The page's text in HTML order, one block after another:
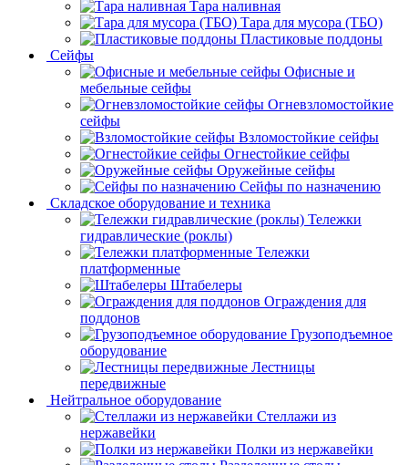
Тара наливная
Тара для мусора (ТБО)
Пластиковые поддоны
Сейфы
Офисные и
мебельные сейфы
Огневзломостойкие
сейфы
Взломостойкие сейфы
Огнестойкие сейфы
Оружейные сейфы
Сейфы по назначению
Складское оборудование и техника
Тележки
гидравлические (роклы)
Тележки
платформенные
Штабелеры
Ограждения для
поддонов
Грузоподъемное
оборудование
Лестницы
передвижные
Нейтральное оборудование
Стеллажи из
нержавейки
Полки из нержавейки